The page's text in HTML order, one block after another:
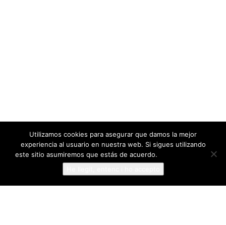
Utilizamos cookies para asegurar que damos la mejor
experiencia al usuario en nuestra web. Si sigues utilizando
este sitio asumiremos que estás de acuerdo.
Más información